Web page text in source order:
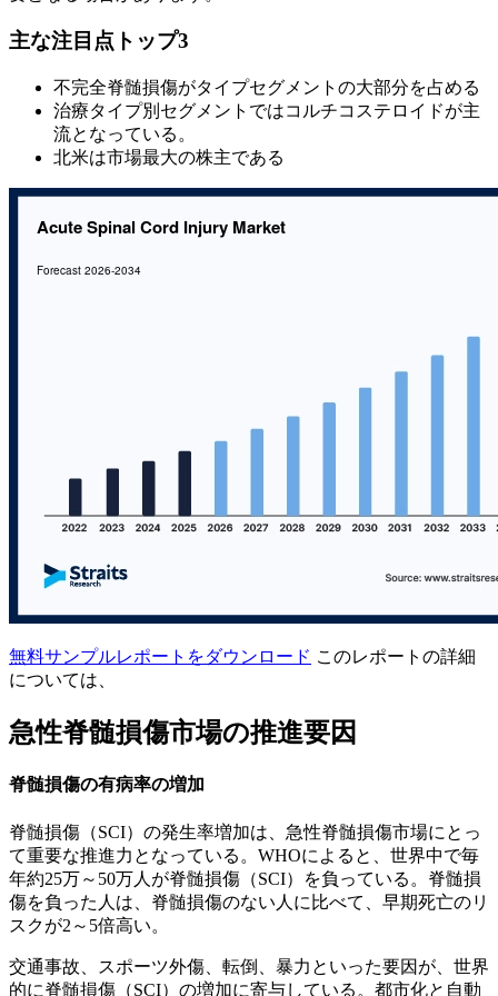
主な注目点トップ3
不完全脊髄損傷がタイプセグメントの大部分を占める
治療タイプ別セグメントではコルチコステロイドが主
流となっている。
北米は市場最大の株主である
無料サンプルレポートをダウンロード このレポートの詳細
については、
急性脊髄損傷市場の推進要因
脊髄損傷の有病率の増加
脊髄損傷（SCI）の発生率増加は、急性脊髄損傷市場にとっ
て重要な推進力となっている。WHOによると、世界中で毎
年約25万～50万人が脊髄損傷（SCI）を負っている。脊髄損
傷を負った人は、脊髄損傷のない人に比べて、早期死亡のリ
スクが2～5倍高い。
交通事故、スポーツ外傷、転倒、暴力といった要因が、世界
的に脊髄損傷（SCI）の増加に寄与している。都市化と自動